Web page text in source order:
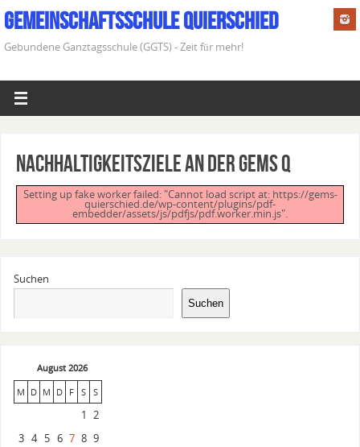
Gemeinschaftsschule Quierschied
Gebundene Ganztagsschule (GGTS) - Zeit für mehr!
Nachhaltigkeitsziele an der Gems Q
Setting up fake worker failed: "Cannot load script at: https://gems-
quierschied.de/wp-content/plugins/pdf-
embedder/assets/js/pdfjs/pdf.worker.min.js".
Suchen
Suchen
August 2026
M D M D F S S
1 2
3 4 5 6 7 8 9